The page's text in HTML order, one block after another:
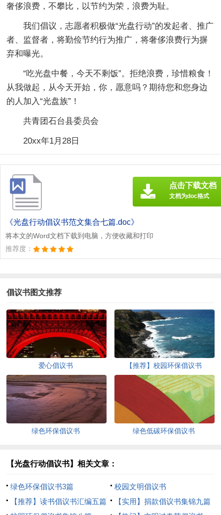
奢侈浪费，不攀比，以节约为荣，浪费为耻。
我们倡议，志愿者积极做“光盘行动”的发起者、推广
者、监督者，将勤俭节约行为推广，将奢侈浪费行为摒
弃和曝光。
“吃光盘中餐，今天不剩饭”。拒绝浪费，珍惜粮食！
从我做起，从今天开始，你，愿意吗？期待您和您身边
的人加入“光盘族”！
共青团石台县委员会
20xx年1月28日
《光盘行动倡议书范文集合七篇.doc》
将本文的Word文档下载到电脑，方便收藏和打印
推荐度：
点击下载文档
文档为doc格式
倡议书图文推荐
爱心倡议书 【推荐】校园环保倡议书
绿色环保倡议书 绿色低碳环保倡议书
【光盘行动倡议书】相关文章：
绿色环保倡议书3篇
校园文明倡议书
【推荐】读书倡议书汇编五篇
【实用】捐款倡议书集锦九篇